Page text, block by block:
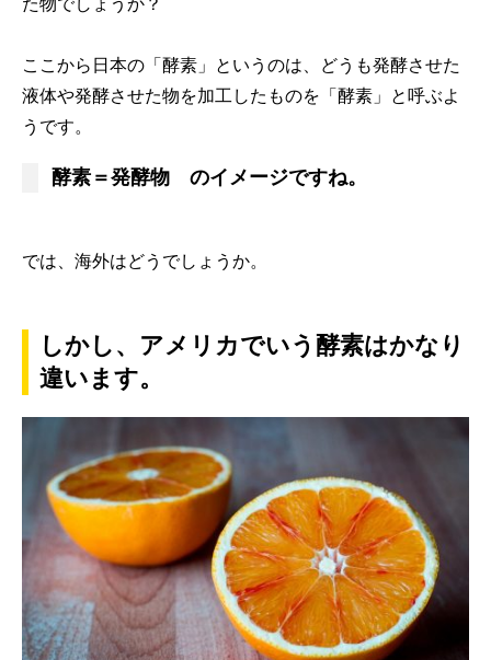
ここから日本の「酵素」というのは、どうも発酵させた
液体や発酵させた物を加工したものを「酵素」と呼ぶよ
うです。
酵素＝発酵物 のイメージですね。
では、海外はどうでしょうか。
しかし、アメリカでいう酵素はかなり
違います。